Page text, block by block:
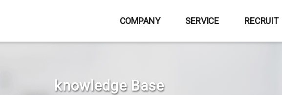
COMPANY SERVICE RECRUIT
knowledge Base